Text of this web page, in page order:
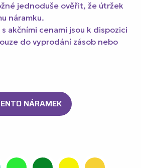
jednoduše ověřit, že útržek
náramku.
s akčními cenami jsou k dispozici
do vyprodání zásob nebo
NÁRAMEK